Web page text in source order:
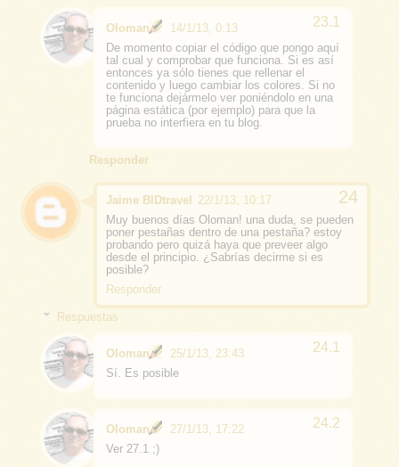
Oloman
14/1/13, 0:13
De momento copiar el código que pongo aquí
tal cual y comprobar que funciona. Si es así
entonces ya sólo tienes que rellenar el
contenido y luego cambiar los colores. Si no
te funciona dejármelo ver poniéndolo en una
página estática (por ejemplo) para que la
prueba no interfiera en tu blog.
Responder
Jaime BIDtravel
22/1/13, 10:17
Muy buenos días Oloman! una duda, se pueden
poner pestañas dentro de una pestaña? estoy
probando pero quizá haya que preveer algo
desde el principio. ¿Sabrías decirme si es
posible?
Responder
Respuestas
Oloman
25/1/13, 23:43
Sí. Es posible
Oloman
27/1/13, 17:22
Ver 27.1 ;)